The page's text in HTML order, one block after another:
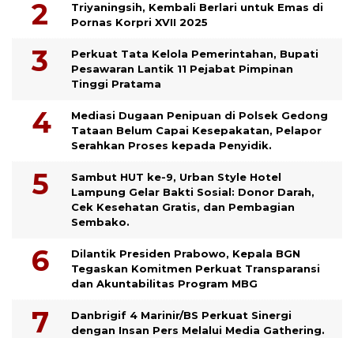
Triyaningsih, Kembali Berlari untuk Emas di
Pornas Korpri XVII 2025
Perkuat Tata Kelola Pemerintahan, Bupati
Pesawaran Lantik 11 Pejabat Pimpinan
Tinggi Pratama
Mediasi Dugaan Penipuan di Polsek Gedong
Tataan Belum Capai Kesepakatan, Pelapor
Serahkan Proses kepada Penyidik.
Sambut HUT ke-9, Urban Style Hotel
Lampung Gelar Bakti Sosial: Donor Darah,
Cek Kesehatan Gratis, dan Pembagian
Sembako.
Dilantik Presiden Prabowo, Kepala BGN
Tegaskan Komitmen Perkuat Transparansi
dan Akuntabilitas Program MBG
Danbrigif 4 Marinir/BS Perkuat Sinergi
dengan Insan Pers Melalui Media Gathering.